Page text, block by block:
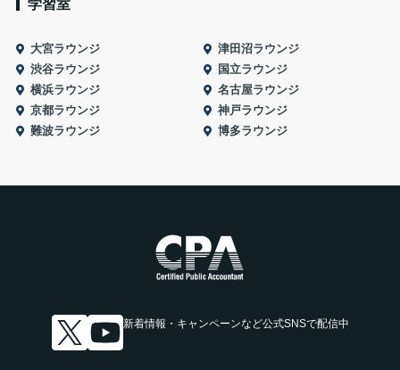
学習室
大宮ラウンジ
津田沼ラウンジ
渋谷ラウンジ
国立ラウンジ
横浜ラウンジ
名古屋ラウンジ
京都ラウンジ
神戸ラウンジ
難波ラウンジ
博多ラウンジ
新着情報・キャンペーンなど公式SNSで配信中